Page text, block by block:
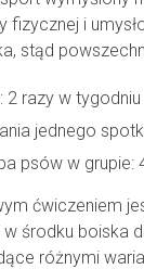
fizycznej i
stąd
: 2 razy w tygodniu
jednego
psów w grupie:
ćwiczeniem
środku boiska
różnymi